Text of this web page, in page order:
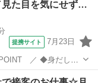
た目を気にせず
提携サイト 7月23日
前の職場見学が可能